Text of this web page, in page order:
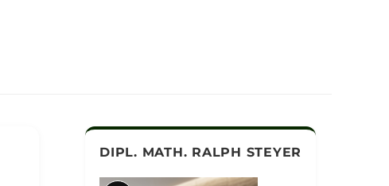
DIPL. MATH. RALPH STEYER